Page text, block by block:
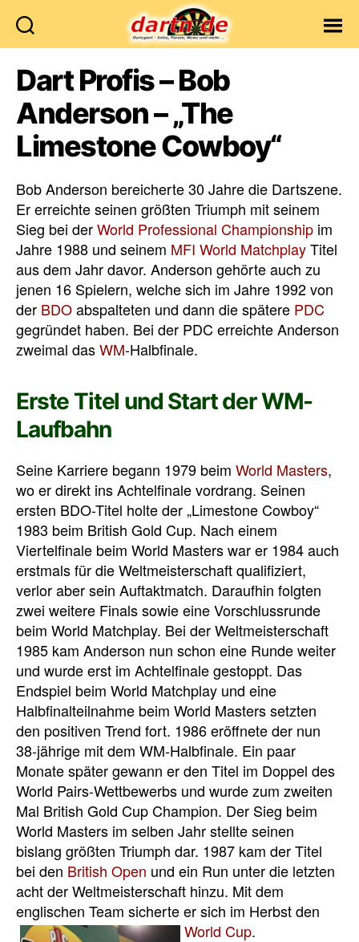
Dart Profis – Bob
Anderson – „The
Limestone Cowboy“
Bob Anderson bereicherte 30 Jahre die Dartszene.
Er erreichte seinen größten Triumph mit seinem
Sieg bei derWorld Professional Championship im
Jahre 1988 und seinem MFI World MatchplayTitel
aus dem Jahr davor. Anderson gehörte auch zu
jenen 16 Spielern, welche sich im Jahre 1992 von
der BDOabspalteten und dann die spätere PDC
gegründet haben. Bei der PDC erreichte Anderson
zweimal dasWM-Halbfinale.
Erste Titel und Start der WM-
Laufbahn
Seine Karriere begann 1979 beim World Masters,
wo er direkt ins Achtelfinale vordrang. Seinen
ersten BDO-Titel holte der „Limestone Cowboy“
1983 beim British Gold Cup. Nach einem
Viertelfinale beim World Masters war er 1984 auch
erstmals für die Weltmeisterschaft qualifiziert,
verlor aber sein Auftaktmatch. Daraufhin folgten
zwei weitere Finals sowie eine Vorschlussrunde
beim World Matchplay. Bei der Weltmeisterschaft
1985 kam Anderson nun schon eine Runde weiter
und wurde erst im Achtelfinale gestoppt. Das
Endspiel beim World Matchplay und eine
Halbfinalteilnahme beim World Masters setzten
den positiven Trend fort. 1986 eröffnete der nun
38-jährige mit dem WM-Halbfinale. Ein paar
Monate später gewann er den Titel im Doppel des
World Pairs-Wettbewerbs und wurde zum zweiten
Mal British Gold Cup Champion. Der Sieg beim
World Masters im selben Jahr stellte seinen
bislang größten Triumph dar. 1987 kam der Titel
bei den British Open und ein Run unter die letzten
acht der Weltmeisterschaft hinzu. Mit dem
englischen Team sicherte er sich im Herbst den
World Cup.